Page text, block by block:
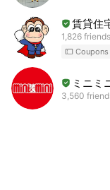
賃貸住
1,826 friends
Coupons
ミニミ
3,560